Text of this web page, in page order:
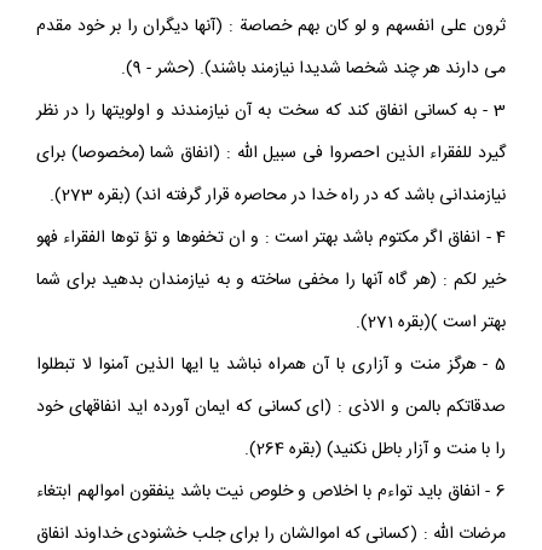
ثرون على انفسهم و لو كان بهم خصاصة : (آنها ديگران را بر خود مقدم
مى دارند هر چند شخصا شديدا نيازمند باشند). (حشر - 9).
3 - به كسانى انفاق كند كه سخت به آن نيازمندند و اولويتها را در نظر
گيرد للفقراء الذين احصروا فى سبيل الله : (انفاق شما (مخصوصا) براى
نيازمندانى باشد كه در راه خدا در محاصره قرار گرفته اند) (بقره 273).
4 - انفاق اگر مكتوم باشد بهتر است : و ان تخفوها و تؤ توها الفقراء فهو
خير لكم : (هر گاه آنها را مخفى ساخته و به نيازمندان بدهيد براى شما
بهتر است )(بقره 271).
5 - هرگز منت و آزارى با آن همراه نباشد يا ايها الذين آمنوا لا تبطلوا
صدقاتكم بالمن و الاذى : (اى كسانى كه ايمان آورده ايد انفاقهاى خود
را با منت و آزار باطل نكنيد) (بقره 264).
6 - انفاق بايد تواءم با اخلاص و خلوص نيت باشد ينفقون اموالهم ابتغاء
مرضات الله : (كسانى كه اموالشان را براى جلب خشنودى خداوند انفاق